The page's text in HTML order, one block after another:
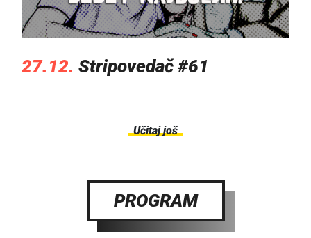
27.12. Stripovedač #61
Učitaj još
PROGRAM